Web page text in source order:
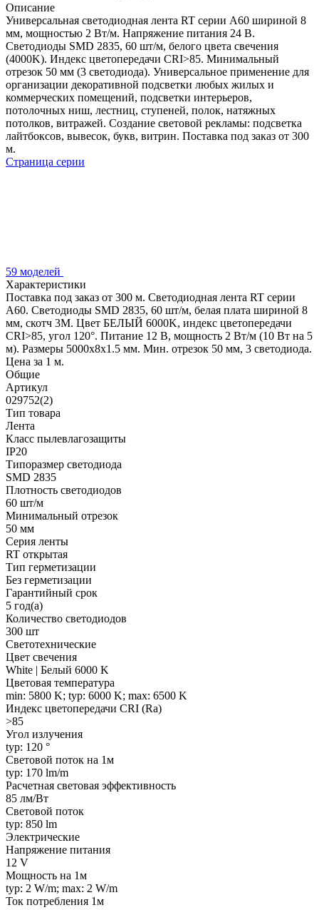
Описание
Универсальная светодиодная лента RT серии A60 шириной 8
мм, мощностью 2 Вт/м. Напряжение питания 24 В.
Светодиоды SMD 2835, 60 шт/м, белого цвета свечения
(4000K). Индекс цветопередачи CRI>85. Минимальный
отрезок 50 мм (3 светодиода). Универсальное применение для
организации декоративной подсветки любых жилых и
коммерческих помещений, подсветки интерьеров,
потолочных ниш, лестниц, ступеней, полок, натяжных
потолков, витражей. Создание световой рекламы: подсветка
лайтбоксов, вывесок, букв, витрин. Поставка под заказ от 300
м.
Страница серии
59 моделей
Характеристики
Поставка под заказ от 300 м. Светодиодная лента RT серии
A60. Светодиоды SMD 2835, 60 шт/м, белая плата шириной 8
мм, скотч 3M. Цвет БЕЛЫЙ 6000K, индекс цветопередачи
CRI>85, угол 120°. Питание 12 В, мощность 2 Вт/м (10 Вт на 5
м). Размеры 5000x8x1.5 мм. Мин. отрезок 50 мм, 3 светодиода.
Цена за 1 м.
Общие
Артикул
029752(2)
Тип товара
Лента
Класс пылевлагозащиты
IP20
Типоразмер светодиода
SMD 2835
Плотность светодиодов
60 шт/м
Минимальный отрезок
50 мм
Серия ленты
RT открытая
Тип герметизации
Без герметизации
Гарантийный срок
5 год(а)
Количество светодиодов
300 шт
Светотехнические
Цвет свечения
White | Белый 6000 K
Цветовая температура
min: 5800 K; typ: 6000 K; max: 6500 K
Индекс цветопередачи CRI (Ra)
>85
Угол излучения
typ: 120 °
Световой поток на 1м
typ: 170 lm/m
Расчетная световая эффективность
85 лм/Вт
Световой поток
typ: 850 lm
Электрические
Напряжение питания
12 V
Мощность на 1м
typ: 2 W/m; max: 2 W/m
Ток потребления 1м